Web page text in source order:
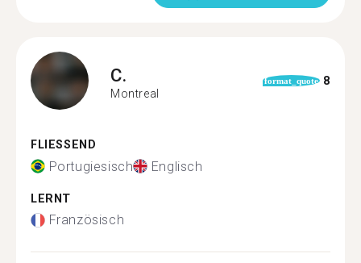
C.
Montreal
format_quote 8
FLIESSEND
Portugiesisch Englisch
LERNT
Französisch